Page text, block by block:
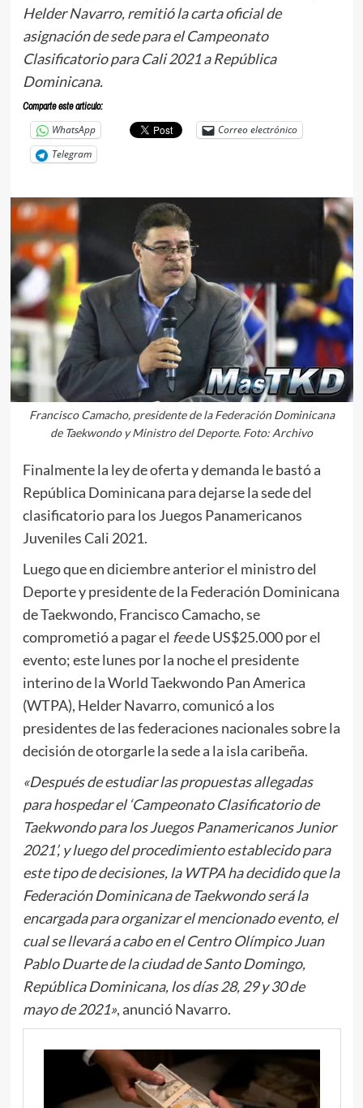
Helder Navarro, remitió la carta oficial de
asignación de sede para el Campeonato
Clasificatorio para Cali 2021 a República
Dominicana.
Comparte este articulo:
WhatsApp
Correo electrónico
Telegram
Francisco Camacho, presidente de la Federación Dominicana
de Taekwondo y Ministro del Deporte. Foto: Archivo
Finalmente la ley de oferta y demanda le bastó a
República Dominicana para dejarse la sede del
clasificatorio para los Juegos Panamericanos
Juveniles Cali 2021.
Luego que en diciembre anterior el ministro del
Deporte y presidente de la Federación Dominicana
de Taekwondo, Francisco Camacho, se
comprometió a pagar el feede US$25.000 por el
evento; este lunes por la noche el presidente
interino de la World Taekwondo Pan America
(WTPA), Helder Navarro, comunicó a los
presidentes de las federaciones nacionales sobre la
decisión de otorgarle la sede a la isla caribeña.
«Después de estudiar las propuestas allegadas
para hospedar el ‘Campeonato Clasificatorio de
Taekwondo para los Juegos Panamericanos Junior
2021’, y luego del procedimiento establecido para
este tipo de decisiones, la WTPA ha decidido que la
Federación Dominicana de Taekwondo será la
encargada para organizar el mencionado evento, el
cual se llevará a cabo en el Centro Olímpico Juan
Pablo Duarte de la ciudad de Santo Domingo,
República Dominicana, los días 28, 29 y 30 de
mayo de 2021», anunció Navarro.